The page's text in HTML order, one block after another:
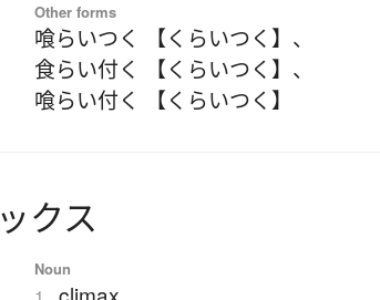
Other forms
喰らいつく 【くらいつく】 、
食らい付く 【くらいつく】 、
喰らい付く 【くらいつく】
ックス
Noun